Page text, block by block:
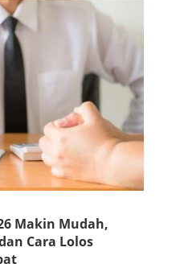
Makin Mudah,
Cara Lolos